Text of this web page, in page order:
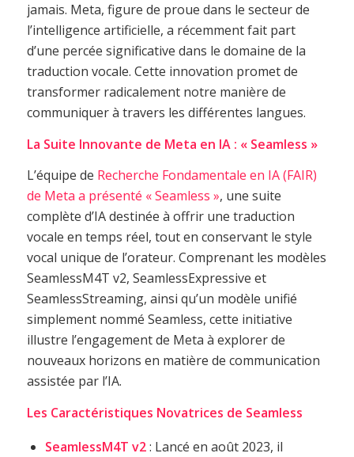
jamais. Meta, figure de proue dans le secteur de
l’intelligence artificielle, a récemment fait part
d’une percée significative dans le domaine de la
traduction vocale. Cette innovation promet de
transformer radicalement notre manière de
communiquer à travers les différentes langues.
La Suite Innovante de Meta en IA : « Seamless »
L’équipe de Recherche Fondamentale en IA (FAIR)
de Meta a présenté « Seamless », une suite
complète d’IA destinée à offrir une traduction
vocale en temps réel, tout en conservant le style
vocal unique de l’orateur. Comprenant les modèles
SeamlessM4T v2, SeamlessExpressive et
SeamlessStreaming, ainsi qu’un modèle unifié
simplement nommé Seamless, cette initiative
illustre l’engagement de Meta à explorer de
nouveaux horizons en matière de communication
assistée par l’IA.
Les Caractéristiques Novatrices de Seamless
SeamlessM4T v2: Lancé en août 2023, il